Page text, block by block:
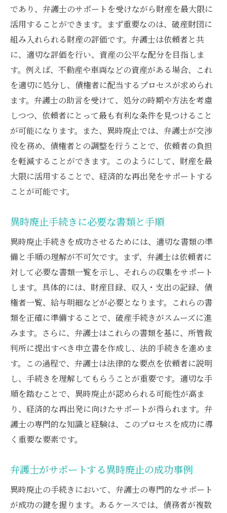
であり、弁護士のサポートを受けながら財産を最大限に
活用することができます。まず重要なのは、破産財団に
組み入れられる財産の評価です。弁護士は依頼者と共
に、適切な評価を行い、資産の公平な配分を目指しま
す。例えば、不動産や車両などの資産がある場合、これ
を適切に処分し、債権者に配当するプロセスが求められ
ます。弁護士の助言を受けて、処分の時期や方法を考慮
しつつ、依頼者にとって最も有利な条件を見つけること
が可能になります。また、異時廃止では、弁護士が交渉
役を務め、債権者との調整を行うことで、依頼者の負担
を軽減することができます。このようにして、財産を最
大限に活用することで、経済的な再出発をサポートする
ことが可能です。
異時廃止手続きに必要な書類と手順
異時廃止手続きを成功させるためには、適切な書類の準
備と手順の理解が不可欠です。まず、弁護士は依頼者に
対して必要な書類一覧を示し、それらの収集をサポート
します。具体的には、財産目録、収入・支出の記録、債
権者一覧、給与明細などが必要となります。これらの書
類を正確に準備することで、破産手続きがスムーズに進
みます。さらに、弁護士はこれらの書類を基に、所管裁
判所に提出すべき申立書を作成し、法的手続きを進めま
す。この過程で、弁護士は法律的な要点を依頼者に説明
し、手続きを理解してもらうことが重要です。適切な手
順を踏むことで、異時廃止が認められる可能性が高ま
り、経済的な再出発に向けたサポートが得られます。弁
護士の専門的な知識と経験は、このプロセスを成功に導
く重要な要素です。
弁護士がサポートする異時廃止の成功事例
異時廃止の手続きにおいて、弁護士の専門的なサポート
が成功の鍵を握ります。あるケースでは、債務者が複数